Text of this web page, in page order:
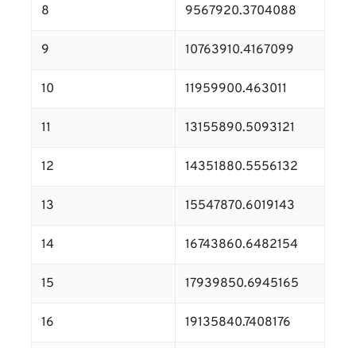
8 9567920.3704088
9 10763910.4167099
10 11959900.463011
11 13155890.5093121
12 14351880.5556132
13 15547870.6019143
14 16743860.6482154
15 17939850.6945165
16 19135840.7408176